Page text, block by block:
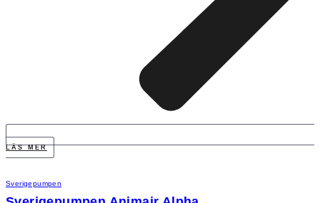
LÄS MER
Sverigepumpen